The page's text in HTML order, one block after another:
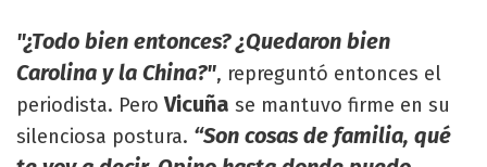
"¿Todo bien entonces? ¿Quedaron bien
Carolina y la China?", repreguntó entonces el
periodista. Pero Vicuña se mantuvo firme en su
silenciosa postura. “Son cosas de familia, qué